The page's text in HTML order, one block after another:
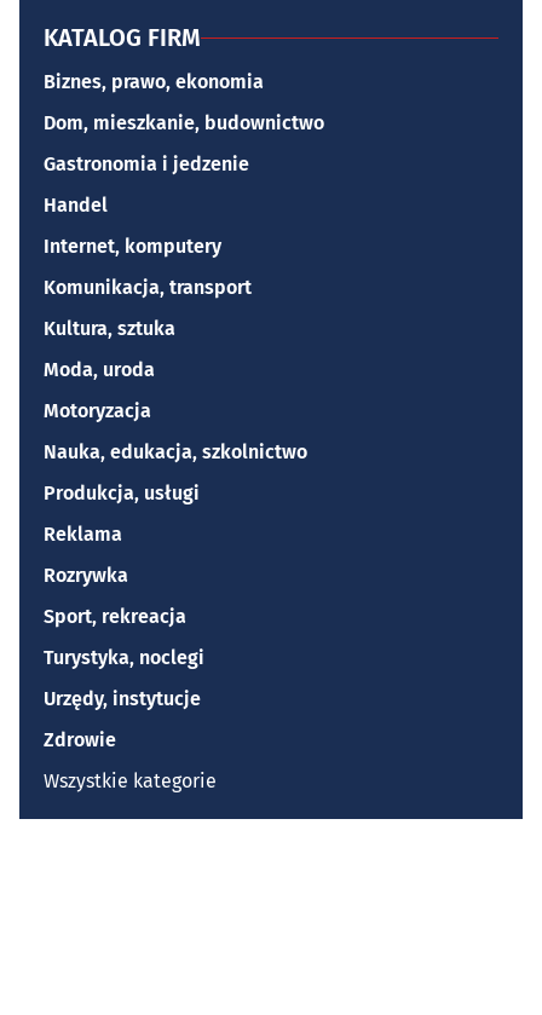
KATALOG FIRM
Biznes, prawo, ekonomia
Dom, mieszkanie, budownictwo
Gastronomia i jedzenie
Handel
Internet, komputery
Komunikacja, transport
Kultura, sztuka
Moda, uroda
Motoryzacja
Nauka, edukacja, szkolnictwo
Produkcja, usługi
Reklama
Rozrywka
Sport, rekreacja
Turystyka, noclegi
Urzędy, instytucje
Zdrowie
Wszystkie kategorie